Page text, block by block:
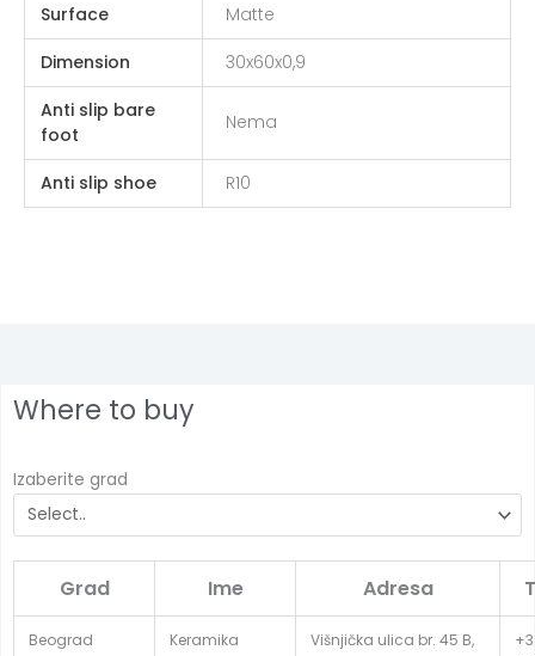
Surface
Matte
Dimension
30x60x0,9
Anti slip bare
foot
Nema
Anti slip shoe R10
Where to buy
Izaberite grad
Grad Ime Adresa
Beograd
Keramika
Višnjička ulica br. 45 B,